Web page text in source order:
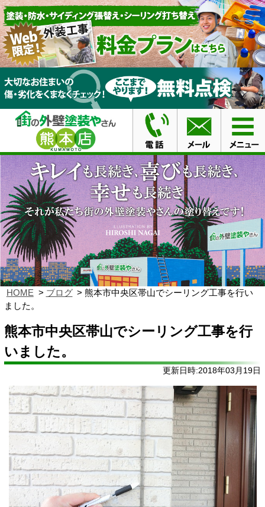
HOME ブログ
熊本市中央区帯山でシーリング工事を行い
ました。
熊本市中央区帯山でシーリング工事を行
いました。
更新日時:2018年03月19日